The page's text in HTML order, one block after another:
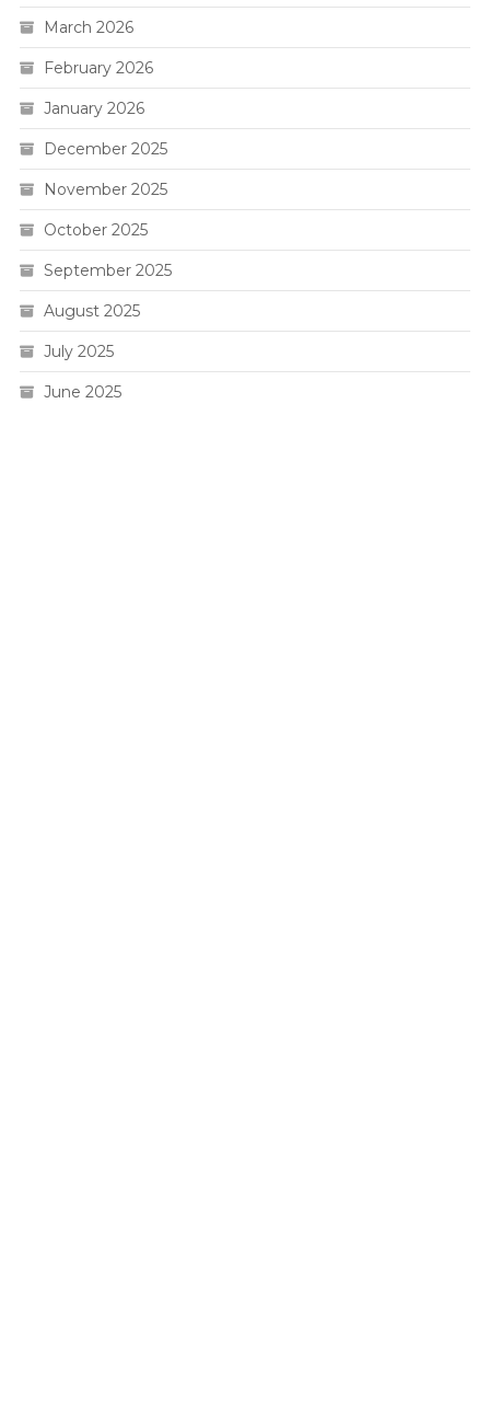
March 2026
February 2026
January 2026
December 2025
November 2025
October 2025
September 2025
August 2025
July 2025
June 2025